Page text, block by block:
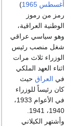
أغسطس 1965
)
رمز من رموز
الوطنية العراقية،
وهو سياسي عراقي
شغل منصب رئيس
الوزراء ثلاث مرات
اثناء العهد الملكي
في العراق حيث
كان رئيساً للوزراء
في الأعوام 1933،
وأشتهر الكيلاني